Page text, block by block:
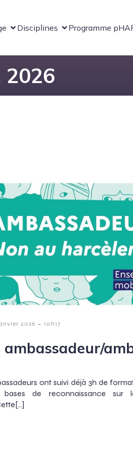
Disciplines Programme
2026 - 10h17
ont suivi déjà 3h de
bases de reconnaissance